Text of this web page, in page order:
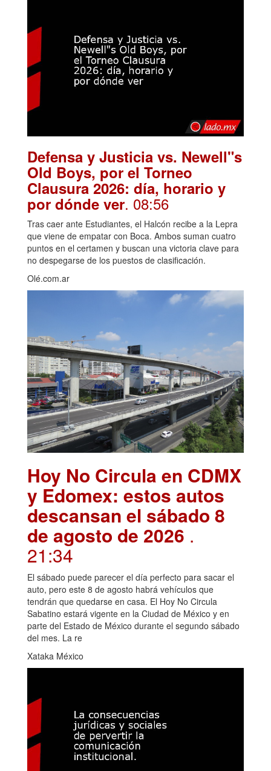
Defensa y Justicia vs. Newell"s
Old Boys, por el Torneo
Clausura 2026: día, horario y
por dónde ver. 08:56
Tras caer ante Estudiantes, el Halcón recibe a la Lepra
que viene de empatar con Boca. Ambos suman cuatro
puntos en el certamen y buscan una victoria clave para
no despegarse de los puestos de clasificación.
Olé.com.ar
Hoy No Circula en CDMX
y Edomex: estos autos
descansan el sábado 8
de agosto de 2026 .
21:34
El sábado puede parecer el día perfecto para sacar el
auto, pero este 8 de agosto habrá vehículos que
tendrán que quedarse en casa. El Hoy No Circula
Sabatino estará vigente en la Ciudad de México y en
parte del Estado de México durante el segundo sábado
del mes. La re
Xataka México